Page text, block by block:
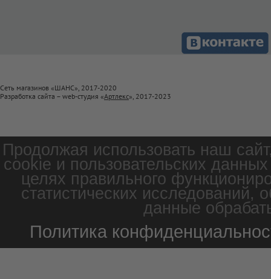
Сеть магазинов «ШАНС», 2017-2020
Разработка сайта – web-студия «Артлекс», 2017-2023
Продолжая использовать наш
cookie и пользовательских
целях правильного
статистических
данные
Политика